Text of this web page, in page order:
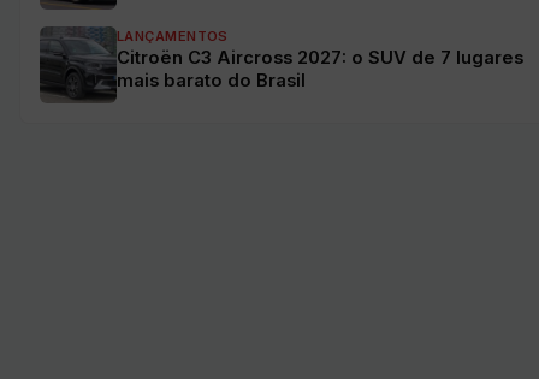
LANÇAMENTOS
Citroën C3 Aircross 2027: o SUV de 7 lugares
mais barato do Brasil